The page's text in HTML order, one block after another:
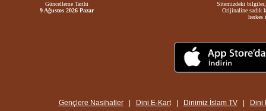
Güncelleme Tarihi
9 Ağustos 2026 Pazar
Sitemizdeki bilgiler,
Orijinaline sadık
herkes
Gençlere Nasihatler| Dini E-Kart| Dinimiz İslam TV| Dini